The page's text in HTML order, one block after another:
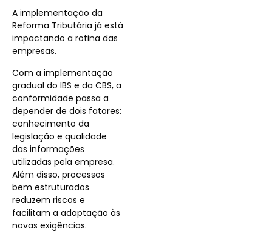
A implementação da
Reforma Tributária já está
impactando a rotina das
empresas.
Com a implementação
gradual do IBS e da CBS, a
conformidade passa a
depender de dois fatores:
conhecimento da
legislação e qualidade
das informações
utilizadas pela empresa.
Além disso, processos
bem estruturados
reduzem riscos e
facilitam a adaptação às
novas exigências.